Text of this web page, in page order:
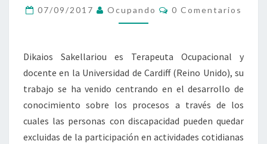
VIDA
COTIDIANA
GRAN
MEDIDA
DEL
POLÍTICO
Y
FINANCIERO»
07/09/2017 Ocupando Comentarios
0 Comentarios
Dikaios Sakellariou es Terapeuta Ocupacional y
docente en la Universidad de Cardiff (Reino Unido), su
trabajo se ha venido centrando en el desarrollo de
conocimiento sobre los procesos a través de los
cuales las personas con discapacidad pueden quedar
excluidas de la participación en actividades cotidianas